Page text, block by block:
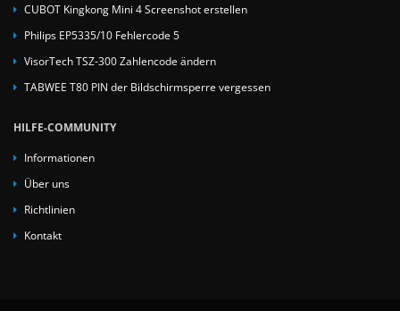
CUBOT Kingkong Mini 4 Screenshot erstellen
Philips EP5335/10 Fehlercode 5
VisorTech TSZ-300 Zahlencode ändern
TABWEE T80 PIN der Bildschirmsperre vergessen
HILFE-COMMUNITY
Informationen
Über uns
Richtlinien
Kontakt